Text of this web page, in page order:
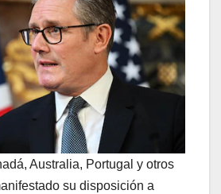
Australia, Portugal y otros
su disposición a